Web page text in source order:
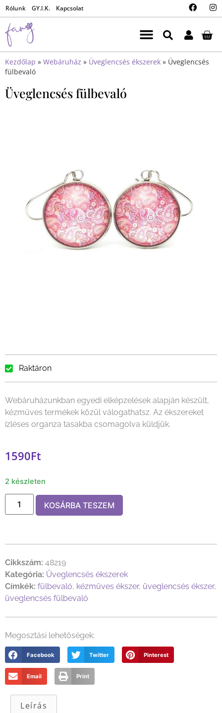
Rólunk GY.I.K. Kapcsolat
Kezdőlap » Webáruház » Üveglencsés ékszerek » Üveglencsés
fülbevaló
Üveglencsés fülbevaló
Raktáron
Webáruházunkban egyedi elképzelések alapján készült,
kézműves termékek közül válogathatsz. Az ékszereket
ízléses organza tasakba csomagolva küldjük.
1590Ft
2 készleten
KOSÁRBA TESZEM
Cikkszám: 48219
Kategória: Üveglencsés ékszerek
Címkék: fülbevaló, kézműves ékszer, üveglencsés ékszer,
üveglencsés fülbevaló
Megosztási lehetőségek:
Facebook Twitter Pinterest
Email Print
Leírás